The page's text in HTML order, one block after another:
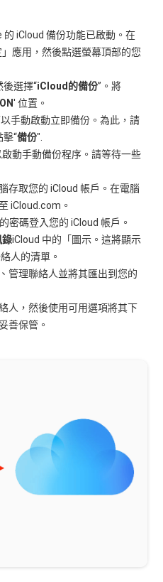
iCloud 備份功能已啟動。在
應用，然後點選螢幕頂部的您
後選擇“iCloud的備份”。將
ON' 位置。
手動啟動立即備份。為此，請
擊“備份".
啟動手動備份程序。請等待一些
存取您的 iCloud 帳戶。在電腦
iCloud.com。
密碼登入您的 iCloud 帳戶。
錄iCloud 中的「圖示。這將顯示
人的清單。
管理聯絡人並將其匯出到您的
人，然後使用可用選項將其下
善保管。